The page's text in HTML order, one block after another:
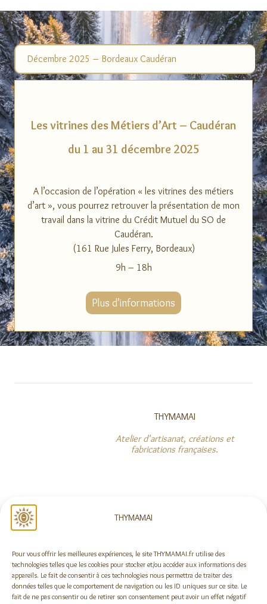
THYMAMAI
Pour vous offrir les meilleures expériences, le site THYMAMAI.fr utilise des
technologies telles que les cookies pour stocker et/ou accéder aux informations des
appareils. Le fait de consentir à ces technologies nous permettra de traiter des
données telles que le comportement de navigation ou les ID uniques sur ce site. Le
fait de ne pas consentir ou de retirer son consentement peut avoir un effet négatif
Décembre 2025 – Bordeaux Caudéran
Les vitrines des Métiers d’Art – Caudéran
du 1 au 31 décembre 2025
A l’occasion de l’opération « les vitrines des métiers
d’art », vous pourrez retrouver la présentation de mon
travail dans la vitrine du Crédit Mutuel du SO de
Caudéran.
(161 Rue Jules Ferry, Bordeaux)
9h – 18h
Plus d’informations
THYMAMAI
Atelier d'artisanat, créations et
fabrications françaises.
Rejoindre la newsletter !